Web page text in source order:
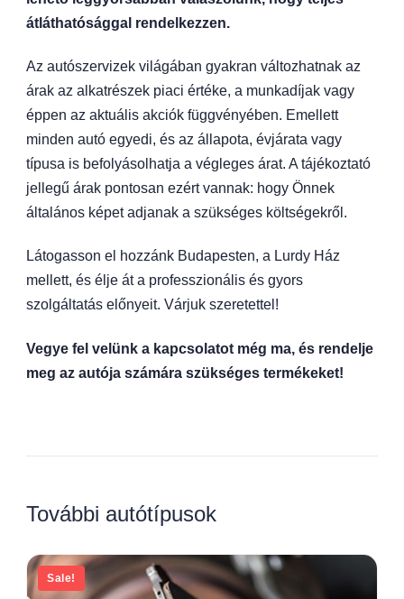
átláthatósággal rendelkezzen.
Az autószervizek világában gyakran változhatnak az
árak az alkatrészek piaci értéke, a munkadíjak vagy
éppen az aktuális akciók függvényében. Emellett
minden autó egyedi, és az állapota, évjárata vagy
típusa is befolyásolhatja a végleges árat. A tájékoztató
jellegű árak pontosan ezért vannak: hogy Önnek
általános képet adjanak a szükséges költségekről.
Látogasson el hozzánk Budapesten, a Lurdy Ház
mellett, és élje át a professzionális és gyors
szolgáltatás előnyeit. Várjuk szeretettel!
Vegye fel velünk a kapcsolatot még ma, és rendelje
meg az autója számára szükséges termékeket!
További autótípusok
Sale!